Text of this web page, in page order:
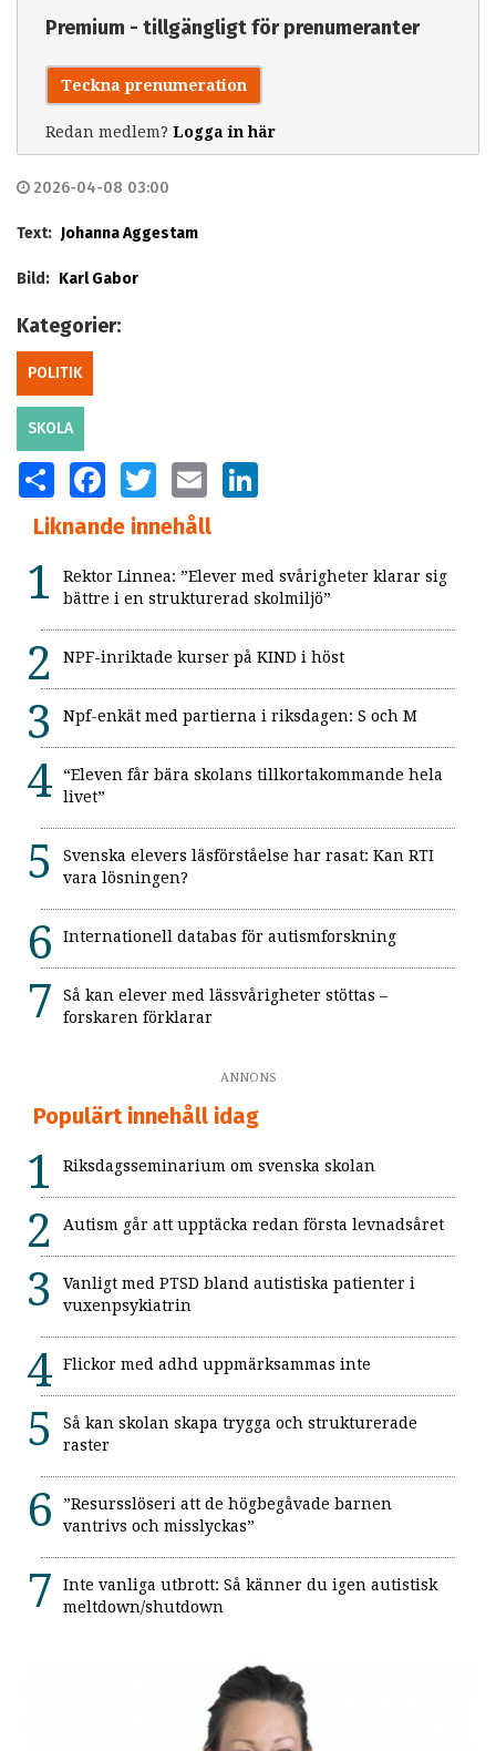
Premium - tillgängligt för prenumeranter
Teckna prenumeration
Redan medlem? Logga in här
2026-04-08 03:00
Text: Johanna Aggestam
Bild: Karl Gabor
Kategorier:
POLITIK
SKOLA
SHARE FACEBOOKTWITTER EMAIL
Liknande innehåll
Rektor Linnea: ”Elever med svårigheter klarar sig
bättre i en strukturerad skolmiljö”
NPF-inriktade kurser på KIND i höst
Npf-enkät med partierna i riksdagen: S och M
“Eleven får bära skolans tillkortakommande hela
livet”
Svenska elevers läsförståelse har rasat: Kan RTI
vara lösningen?
Internationell databas för autismforskning
Så kan elever med lässvårigheter stöttas –
forskaren förklarar
ANNONS
Populärt innehåll idag
Riksdagsseminarium om svenska skolan
Autism går att upptäcka redan första levnadsåret
Vanligt med PTSD bland autistiska patienter i
vuxenpsykiatrin
Flickor med adhd uppmärksammas inte
Så kan skolan skapa trygga och strukturerade
raster
”Resursslöseri att de högbegåvade barnen
vantrivs och misslyckas”
Inte vanliga utbrott: Så känner du igen autistisk
meltdown/shutdown